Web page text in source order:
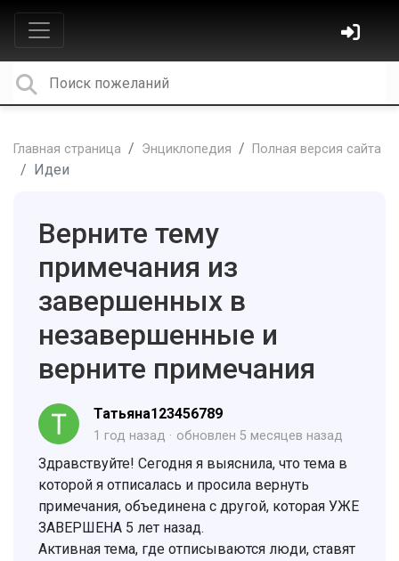
Главная страница Энциклопедия Полная версия сайта
Идеи
Верните тему
примечания из
завершенных в
незавершенные и
верните примечания
Татьяна123456789
1 год назад обновлен 5 месяцев назад
Здравствуйте! Сегодня я выяснила, что тема в
которой я отписалась и просила вернуть
примечания, объединена с другой, которая УЖЕ
ЗАВЕРШЕНА 5 лет назад.
Активная тема, где отписываются люди, ставят